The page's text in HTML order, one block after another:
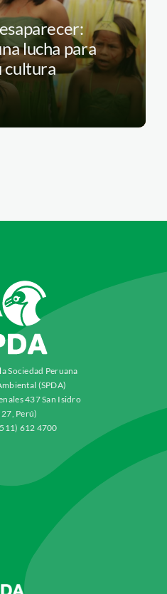
lucha para
cultura
Sociedad Peruana
(SPDA)
437 San Isidro
Perú)
612 4700